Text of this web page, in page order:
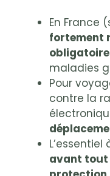
En France
fortement
maladies
Pour
contre la
L’essentiel
avant tout